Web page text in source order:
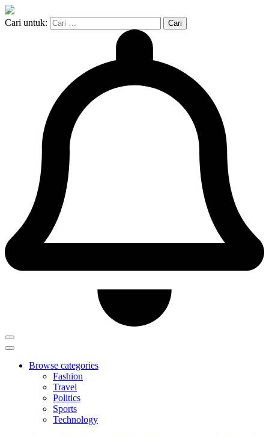
Cari untuk:
Browse categories
Fashion
Travel
Politics
Sports
Technology